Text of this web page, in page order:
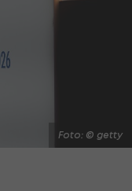
Foto: © getty